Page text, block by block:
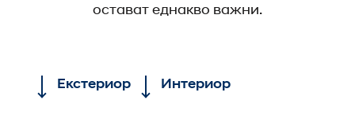
остават еднакво важни.
Екстериор Интериор